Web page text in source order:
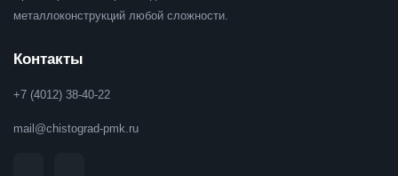
металлоконструкций любой сложности.
Контакты
+7 (4012) 38-40-22
mail@chistograd-pmk.ru